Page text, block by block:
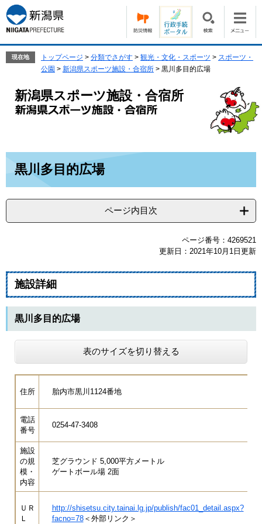
ー
ジ
の
す。
ニ
ュ
ー
現在地 トップページ > 分類でさがす > 観光・文化・スポーツ > スポーツ・
公園 > 新潟県スポーツ施設・合宿所 > 黒川多目的広場
新潟県スポーツ施設・合宿所
黒川多目的広場
ページ内目次
ページ番号：4269521
更新日：2021年10月1日更新
施設詳細
黒川多目的広場
表のサイズを切り替える
住所 胎内市黒川1124番地
電話
番号
0254-47-3408
施設
の規
模・
内容
芝グラウンド 5,000平方メートル
ゲートボール場 2面
ＵＲ
Ｌ
http://shisetsu.city.tainai.lg.jp/publish/fac01_detail.aspx?
facno=78＜外部リンク＞